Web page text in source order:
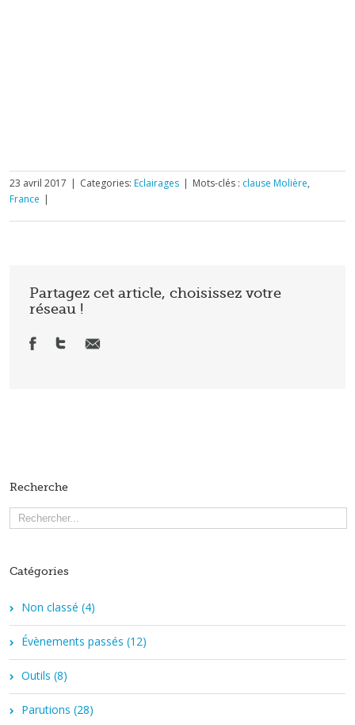
23 avril 2017 | Categories: Eclairages | Mots-clés : clause Molière,
France |
Partagez cet article, choisissez votre
réseau !
Recherche
Catégories
Non classé (4)
Évènements passés (12)
Outils (8)
Parutions (28)